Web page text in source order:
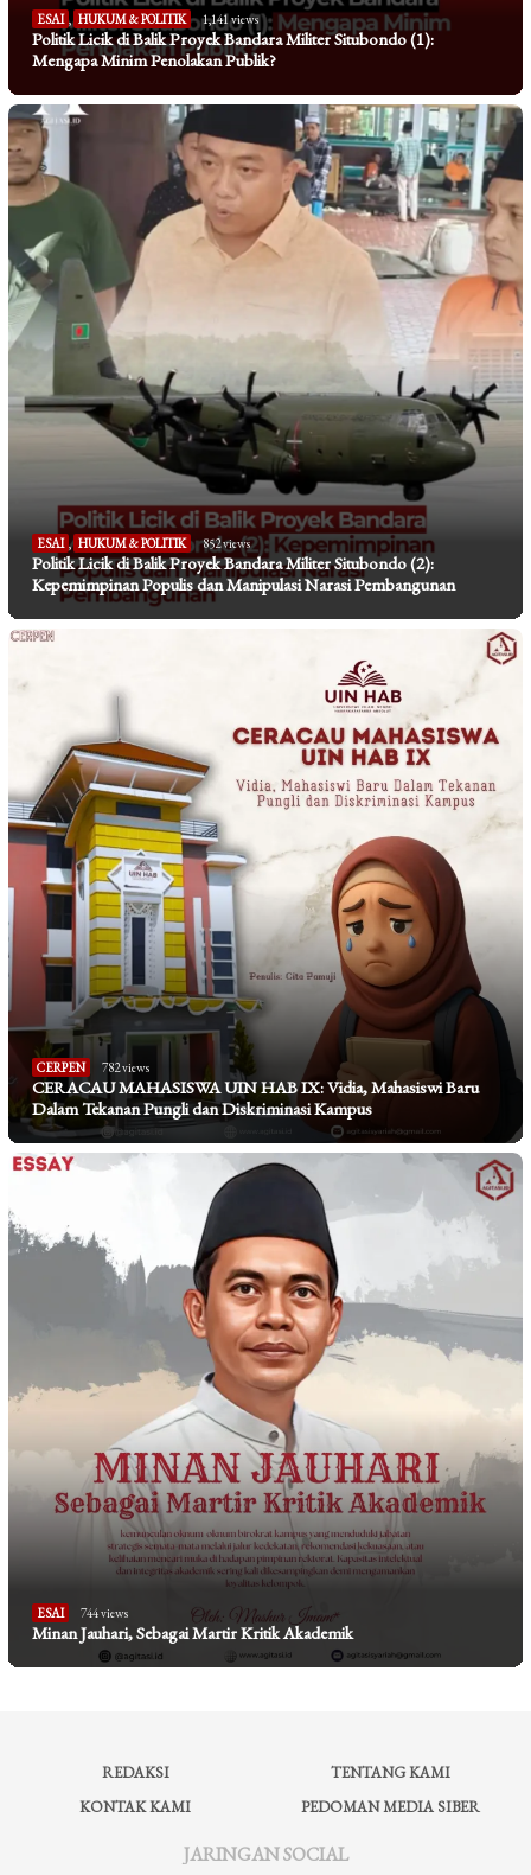
ESAI , HUKUM & POLITIK 1,141 views
Politik Licik di Balik Proyek Bandara Militer Situbondo (1):
Mengapa Minim Penolakan Publik?
ESAI , HUKUM & POLITIK 852 views
Politik Licik di Balik Proyek Bandara Militer Situbondo (2):
Kepemimpinan Populis dan Manipulasi Narasi Pembangunan
CERPEN 782 views
CERACAU MAHASISWA UIN HAB IX: Vidia, Mahasiswi Baru
Dalam Tekanan Pungli dan Diskriminasi Kampus
ESAI 744 views
Minan Jauhari, Sebagai Martir Kritik Akademik
REDAKSI
TENTANG KAMI
KONTAK KAMI
PEDOMAN MEDIA SIBER
JARINGAN SOCIAL